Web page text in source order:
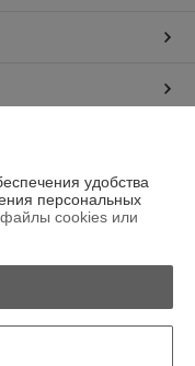
удобства
персональных
cookies или